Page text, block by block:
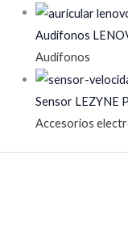
Audifonos
Audifonos
Sensor LEZYNE
Accesorios